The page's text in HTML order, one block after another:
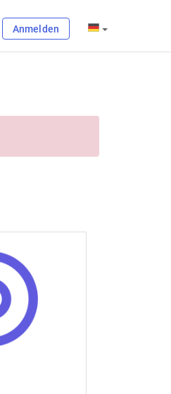
Anmelden